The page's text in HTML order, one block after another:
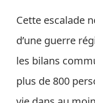
Cette escalade
d’une guerre
les bilans
plus de 800